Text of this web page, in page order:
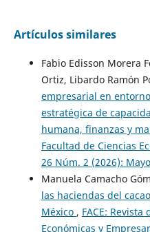
Artículos similares
Fabio Edisson Morera
Ortiz, Libardo Ramón
empresarial en
estratégica de
humana, finanzas y
Facultad de Ciencias
26 Núm. 2 (2026):
Manuela Camacho
las haciendas del
México , FACE:
Económicas y